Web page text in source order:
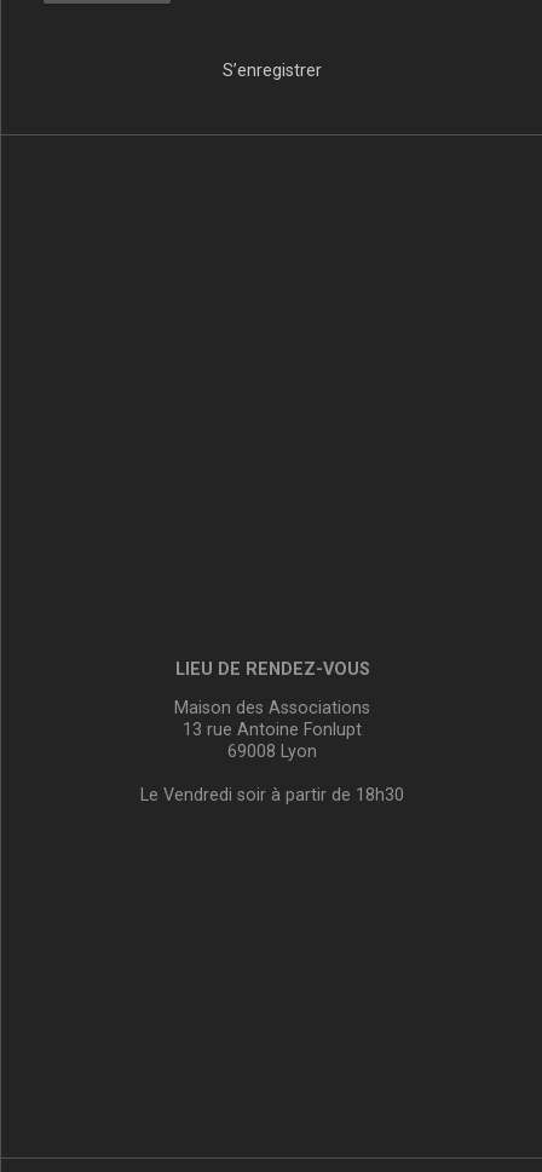
S’enregistrer
LIEU DE RENDEZ-VOUS
Maison des Associations
13 rue Antoine Fonlupt
69008 Lyon
Le Vendredi soir à partir de 18h30